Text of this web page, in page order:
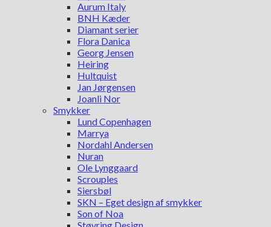
Aurum Italy
BNH Kæder
Diamant serier
Flora Danica
Georg Jensen
Heiring
Hultquist
Jan Jørgensen
Joanli Nor
Smykker
Lund Copenhagen
Marrya
Nordahl Andersen
Nuran
Ole Lynggaard
Scrouples
Siersbøl
SKN – Eget design af smykker
Son of Noa